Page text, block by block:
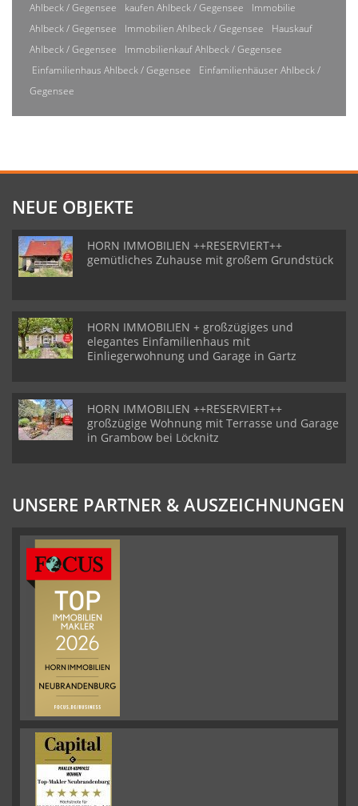
Ahlbeck / Gegensee
kaufen Ahlbeck / Gegensee
Immobilie
Ahlbeck / Gegensee
Immobilien Ahlbeck / Gegensee
Hauskauf
Ahlbeck / Gegensee
Immobilienkauf Ahlbeck / Gegensee
Einfamilienhaus Ahlbeck / Gegensee
Einfamilienhäuser Ahlbeck /
Gegensee
NEUE OBJEKTE
HORN IMMOBILIEN ++RESERVIERT++
gemütliches Zuhause mit großem Grundstück
HORN IMMOBILIEN + großzügiges und
elegantes Einfamilienhaus mit
Einliegerwohnung und Garage in Gartz
HORN IMMOBILIEN ++RESERVIERT++
großzügige Wohnung mit Terrasse und Garage
in Grambow bei Löcknitz
UNSERE PARTNER & AUSZEICHNUNGEN